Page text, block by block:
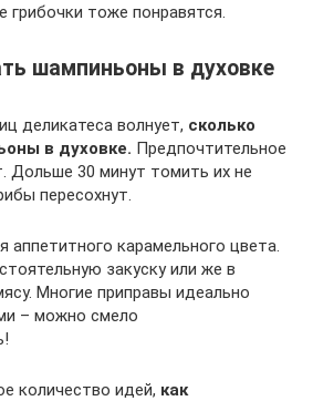
грибочки тоже понравятся.
шампиньоны в духовке
деликатеса волнует, сколько
в духовке. Предпочтительное
Дольше 30 минут томить их не
пересохнут.
аппетитного карамельного цвета.
закуску или же в
Многие приправы идеально
– можно смело
количество идей, как